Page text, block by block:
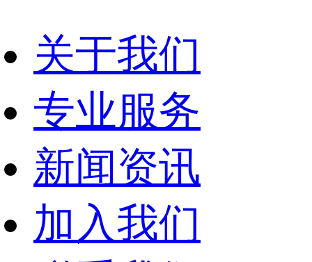
关于我们
专业服务
新闻资讯
加入我们